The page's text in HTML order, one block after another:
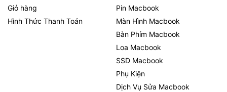
Giỏ hàng
Hình Thức Thanh Toán
Pin Macbook
Màn Hình Macbook
Bàn Phím Macbook
Loa Macbook
SSD Macbook
Phụ Kiện
Dịch Vụ Sửa Macbook